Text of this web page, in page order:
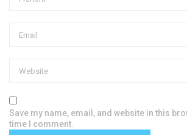
Save my name, email, and website in this
time I comment.